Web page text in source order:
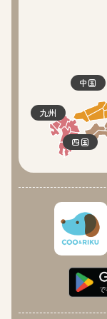
四国
中国
九州